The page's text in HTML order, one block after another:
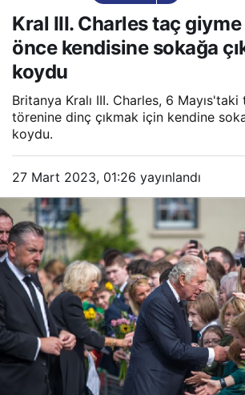
sokağa
koydu
Kral III. Charles taç
önce kendisine sokağa
koydu
Britanya Kralı III. Charles, 6
törenine dinç çıkmak için kendine
koydu.
27 Mart 2023, 01:26 yayınlandı